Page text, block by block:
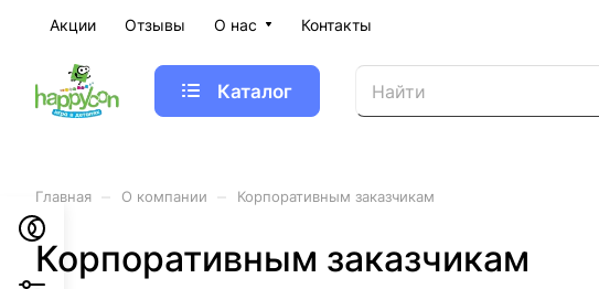
Акции Отзывы О нас Контакты
Каталог
Главная О компании Корпоративным заказчикам
Корпоративным заказчикам